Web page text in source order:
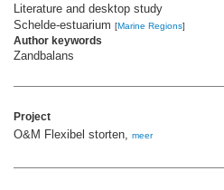
Literature and desktop study
Schelde-estuarium [Marine Regions]
Author keywords
Zandbalans
Project
O&M Flexibel storten, meer